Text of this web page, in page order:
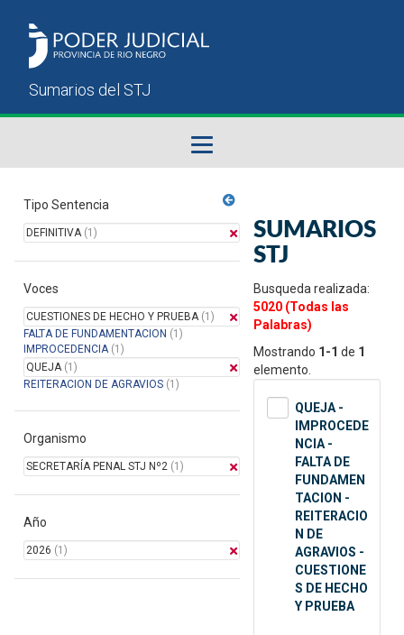
Sumarios del STJ
Manual del Usuario
Tipo Sentencia
DEFINITIVA(1)
Voces
CUESTIONES DE HECHO Y PRUEBA(1)
FALTA DE FUNDAMENTACION (1)
IMPROCEDENCIA(1)
QUEJA(1)
REITERACION DE AGRAVIOS (1)
Organismo
SECRETARÍA PENAL STJ Nº2 (1)
Año
2026 (1)
SUMARIOS
STJ
Busqueda realizada:
5020 (Todas las
Palabras)
Mostrando 1-1 de 1
elemento.
QUEJA -
IMPROCEDE
NCIA -
FALTA DE
FUNDAMEN
TACION -
REITERACIO
N DE
AGRAVIOS -
CUESTIONE
S DE HECHO
Y PRUEBA